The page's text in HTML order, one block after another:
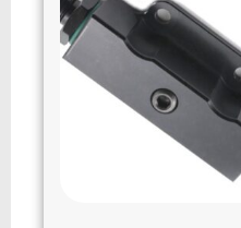
BMW special
Dumpit
Hukkaportit
Hydrauliikka